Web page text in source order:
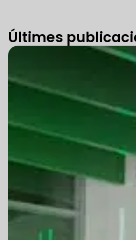
Últimes